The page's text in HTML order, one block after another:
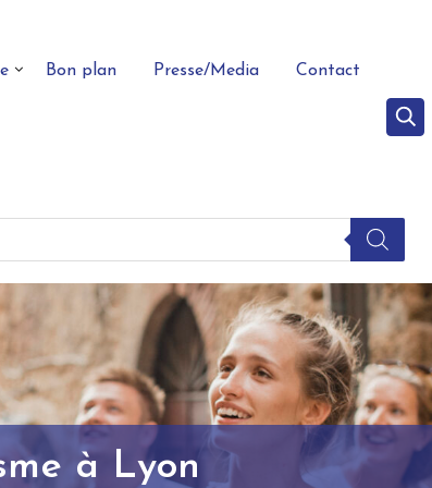
Bon plan Presse/Media Contact
à Lyon